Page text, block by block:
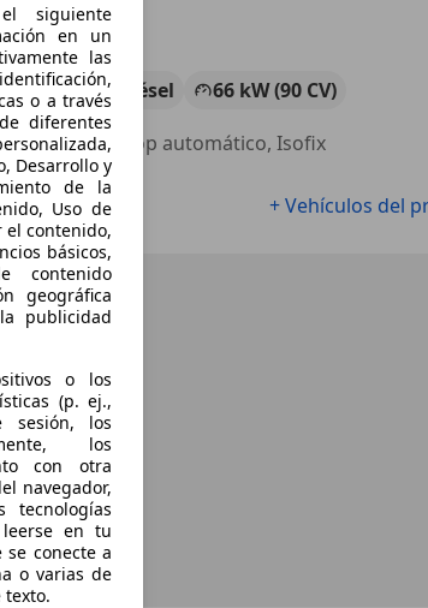
km Diésel
66 kW (90 CV)
ESP, Start/Stop automático, Isofix
+ Vehículos del
siguiente
en un
las
o a través
diferentes
Desarrollo y
de la
Uso de
el contenido,
básicos,
contenido
geográfica
publicidad
o los
(p. ej.,
sesión, los
los
con otra
navegador,
leerse en tu
conecte a
o varias de
texto.